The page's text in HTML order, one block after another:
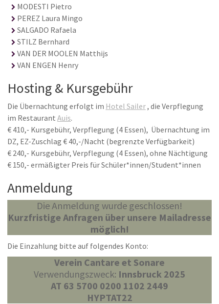
MODESTI Pietro
PEREZ Laura Mingo
SALGADO Rafaela
STILZ Bernhard
VAN DER MOOLEN Matthijs
VAN ENGEN Henry
Hosting & Kursgebühr
Die Übernachtung erfolgt im Hotel Sailer, die Verpflegung
im Restaurant Auis.
€ 410,- Kursgebühr, Verpflegung (4 Essen), Übernachtung im
DZ, EZ-Zuschlag € 40,-/Nacht (begrenzte Verfügbarkeit)
€ 240,- Kursgebühr, Verpflegung (4 Essen), ohne Nächtigung
€ 150,- ermäßigter Preis für Schüler*innen/Student*innen
Anmeldung
Die Anmeldung wurde geschlossen!
Kurzfristige Anfragen über unsere Mailadresse
möglich!
Die Einzahlung bitte auf folgendes Konto:
Verein Cantare et Sonare
Verwendungszweck: Innsbruck 2025
AT 63 5700 0200 1102 2449
HYPTAT22